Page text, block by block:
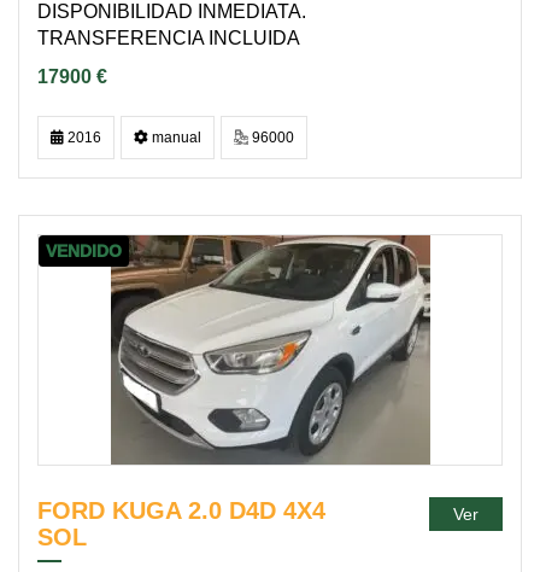
DISPONIBILIDAD INMEDIATA.
TRANSFERENCIA INCLUIDA
17900 €
2016 manual 96000
VENDIDO
FORD KUGA 2.0 D4D 4X4
SOL
Ver